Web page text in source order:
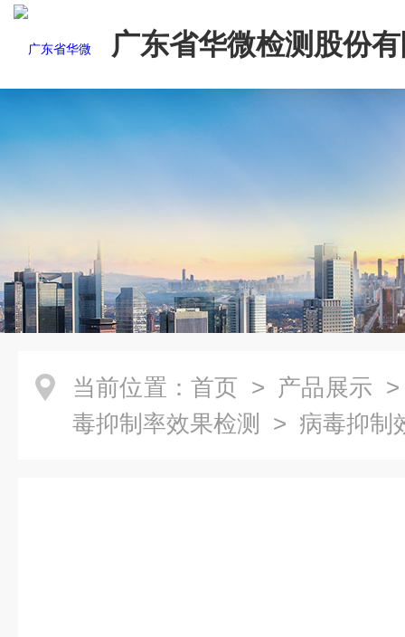
广东省华微检测股份
当前位置： 首页 > 产品展示
毒抑制率效果检测
> 病毒抑制